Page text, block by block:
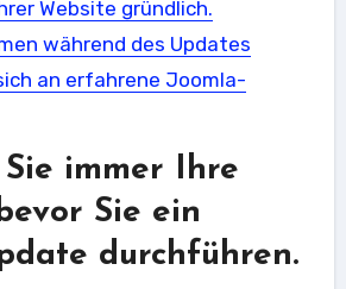
Website gründlich.
während des Updates
an erfahrene Joomla-
Sie immer Ihre
Sie ein
durchführen.